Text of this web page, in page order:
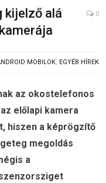
kijelző alá
0
MOBILOK, EGYÉB HÍREK
az okostelefonos
előlapi kamera
hiszen a képrögzítő
megoldás
a